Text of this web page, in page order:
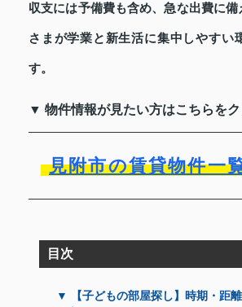
収支には予備費も含め、急な出費に
さまが学業と新生活に集中しやすい
す。
▼ 物件情報が見たい方はこちらを
見附市の賃貸物件一
目次
▼ 【子どもの部屋探し】時期・距